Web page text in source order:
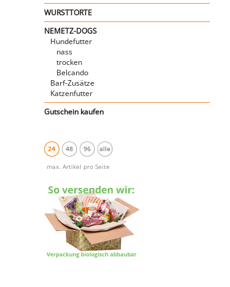
WURSTTORTE
NEMETZ-DOGS
Hundefutter
nass
trocken
Belcando
Barf-Zusätze
Katzenfutter
Gutschein kaufen
24 48 96 alle
max. Artikel pro Seite